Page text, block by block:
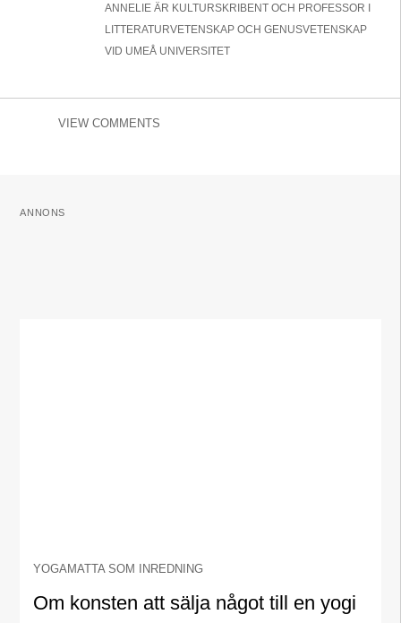
ANNELIE ÄR KULTURSKRIBENT OCH PROFESSOR I
LITTERATURVETENSKAP OCH GENUSVETENSKAP
VID UMEÅ UNIVERSITET
VIEW COMMENTS
ANNONS
YOGAMATTA SOM INREDNING
Om konsten att sälja något till en yogi